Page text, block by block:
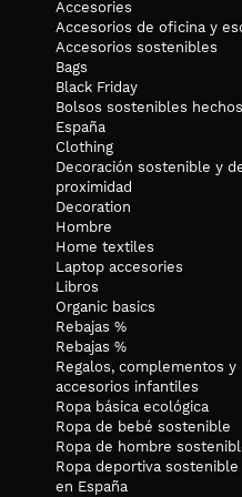
Accesories
Accesorios de oficina y
Accesorios sostenibles
Bags
Black Friday
Bolsos sostenibles
España
Clothing
Decoración sostenible y
proximidad
Decoration
Hombre
Home textiles
Laptop accesories
Libros
Organic basics
Rebajas %
Rebajas %
Regalos, complementos y
accesorios infantiles
Ropa básica ecológica
Ropa de bebé sostenible
Ropa de hombre
Ropa deportiva sostenible
en España